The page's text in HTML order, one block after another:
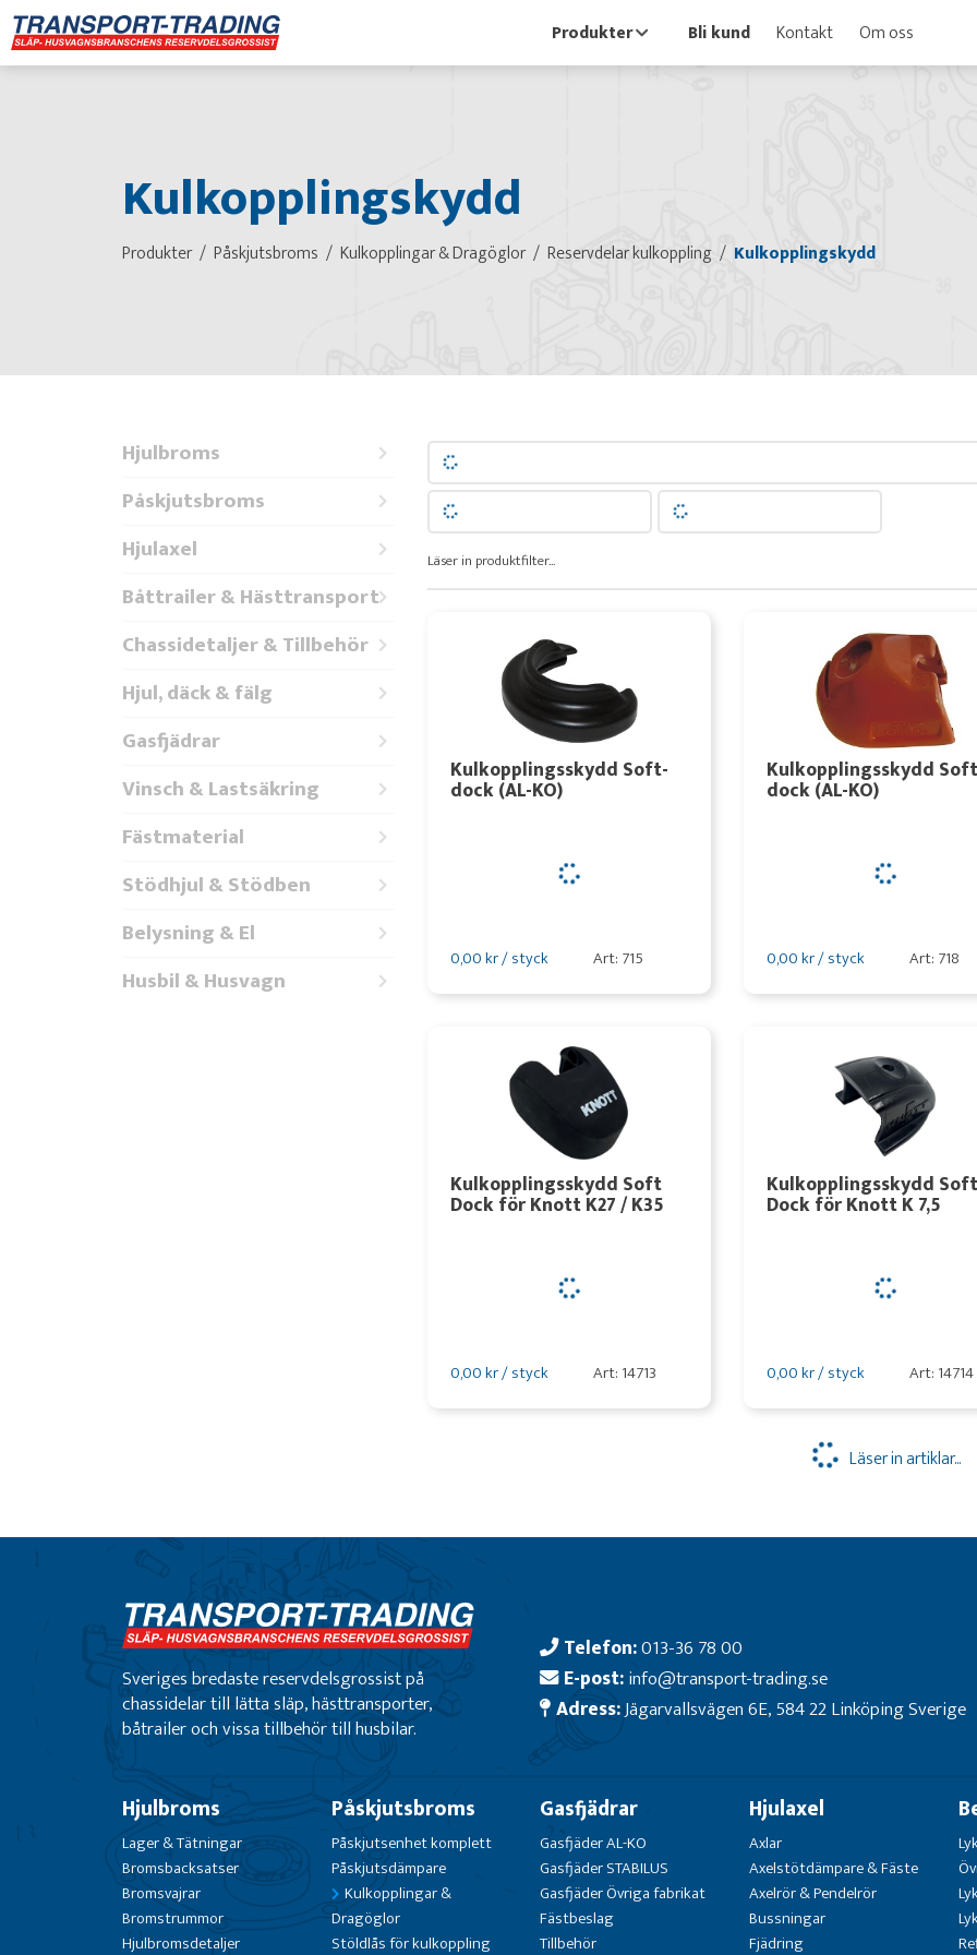
Produkter Bli kund Kontakt Om oss
Kulkopplingskydd
Produkter Påskjutsbroms Kulkopplingar & Dragöglor Reservdelar kulkoppling Kulkopplingskydd
Hjulbroms
Påskjutsbroms
Hjulaxel
Båttrailer & Hästtransport
Chassidetaljer & Tillbehör
Hjul, däck & fälg
Gasfjädrar
Vinsch & Lastsäkring
Fästmaterial
Stödhjul & Stödben
Belysning & El
Husbil & Husvagn
Läser in produktfilter...
Kulkopplingsskydd Soft-
dock (AL-KO)
0,00 kr / styck Art: 715
Kulkopplingsskydd
dock (AL-KO)
0,00 kr / styck Art: 718
Kulkopplingsskydd Soft
Dock för Knott K27 / K35
0,00 kr / styck Art: 14713
Kulkopplingsskydd Soft
Dock för Knott K 7,5
0,00 kr / styck Art: 14714
Läser in artiklar...
Sveriges bredaste reservdelsgrossist på
chassidelar till lätta släp, hästtransporter,
båtrailer och vissa tillbehör till husbilar.
Telefon:013-36 78 00
E-post:info@transport-trading.se
Adress:Jägarvallsvägen 6E, 584 22 Linköping Sverige
Hjulbroms
Lager & Tätningar
Bromsbacksatser
Bromsvajrar
Bromstrummor
Hjulbromsdetaljer
Påskjutsbroms
Påskjutsenhet komplett
Påskjutsdämpare
Kulkopplingar &
Dragöglor
Stöldlås för kulkoppling
Gasfjädrar
Gasfjäder AL-KO
Gasfjäder STABILUS
Gasfjäder Övriga fabrikat
Fästbeslag
Tillbehör
Hjulaxel
Axlar
Axelstötdämpare & Fäste
Axelrör & Pendelrör
Bussningar
Fjädring